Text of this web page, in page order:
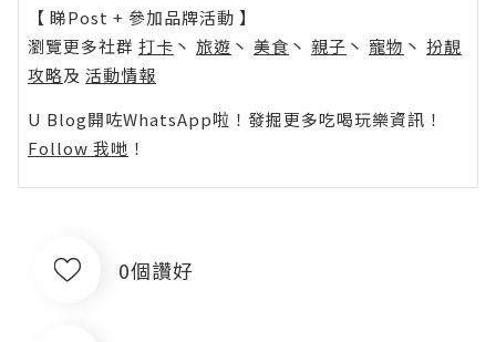
【 睇Post + 參加品牌活動 】
瀏覽更多社群 打卡 丶 旅遊 丶 美食 丶 親子 丶 寵物 丶 扮靚
攻略及 活動情報
U Blog開咗WhatsApp啦！發掘更多吃喝玩樂資訊！
Follow 我哋 ！
0個讚好